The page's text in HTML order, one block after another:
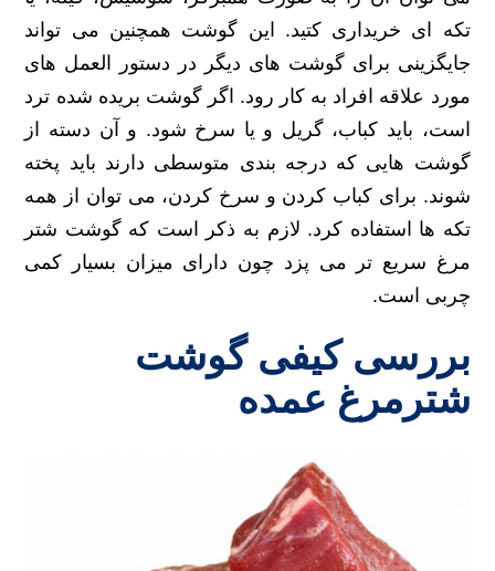
تکه ای خریداری کتید. این گوشت همچنین می تواند
جایگزینی برای گوشت های دیگر در دستور العمل های
مورد علاقه افراد به کار رود. اگر گوشت بریده شده ترد
است، باید کباب، گریل و یا سرخ شود. و آن دسته از
گوشت هایی که درجه بندی متوسطی دارند باید پخته
شوند. برای کباب کردن و سرخ کردن، می توان از همه
تکه ها استفاده کرد. لازم به ذکر است که گوشت شتر
مرغ سریع تر می پزد چون دارای میزان بسیار کمی
چربی است.
بررسی کیفی گوشت
شترمرغ عمده